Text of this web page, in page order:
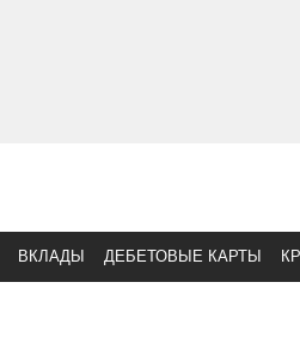
ВКЛАДЫ ДЕБЕТОВЫЕ КАРТЫ